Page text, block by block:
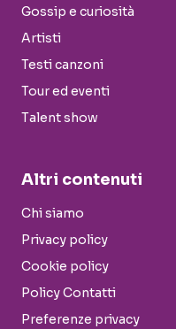
Gossip e curiosità
Artisti
Testi canzoni
Tour ed eventi
Talent show
Altri contenuti
Chi siamo
Privacy policy
Cookie policy
Policy Contatti
Preferenze privacy